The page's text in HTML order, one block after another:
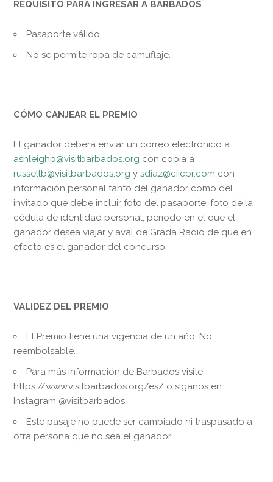
REQUISITO PARA INGRESAR A BARBADOS
Pasaporte válido
No se permite ropa de camuflaje.
CÓMO CANJEAR EL PREMIO
El ganador deberá enviar un correo electrónico a
ashleighp@visitbarbados.org con copia a
russellb@visitbarbados.org ysdiaz@ciicpr.com con
información personal tanto del ganador como del
invitado que debe incluir foto del pasaporte, foto de la
cédula de identidad personal, periodo en el que el
ganador desea viajar y aval de Grada Radio de que en
efecto es el ganador del concurso.
VALIDEZ DEL PREMIO
El Premio tiene una vigencia de un año. No
reembolsable.
Para más información de Barbados visite:
https://www.visitbarbados.org/es/ o síganos en
Instagram @visitbarbados.
Este pasaje no puede ser cambiado ni traspasado a
otra persona que no sea el ganador.